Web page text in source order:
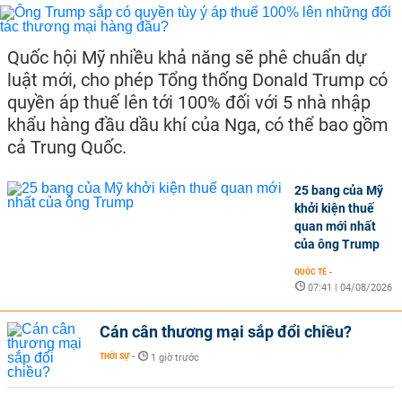
Quốc hội Mỹ nhiều khả năng sẽ phê chuẩn dự
luật mới, cho phép Tổng thống Donald Trump có
quyền áp thuế lên tới 100% đối với 5 nhà nhập
khẩu hàng đầu dầu khí của Nga, có thể bao gồm
cả Trung Quốc.
25 bang của Mỹ
khởi kiện thuế
quan mới nhất
của ông Trump
QUỐC TẾ -
07:41 | 04/08/2026
Cán cân thương mại sắp đổi chiều?
THỜI SỰ - 1 giờ trước